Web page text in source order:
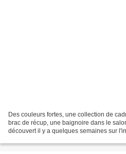
Des couleurs fortes, une collection de
brac de récup, une baignoire dans le
découvert il y a quelques semaines sur